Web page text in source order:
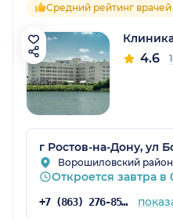
Средний рейтинг врачей
4.6
г Ростов-на-Дону, ул
Ворошиловский район
Откроется завтра в
+7 (863) 276-85-50